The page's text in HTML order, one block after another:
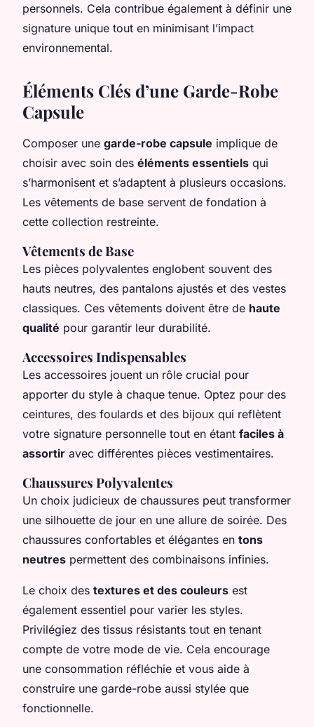
personnels. Cela contribue également à définir une
signature unique tout en minimisant l’impact
environnemental.
Éléments Clés d’une Garde-Robe
Capsule
Composer une garde-robe capsule implique de
choisir avec soin des éléments essentiels qui
s’harmonisent et s’adaptent à plusieurs occasions.
Les vêtements de base servent de fondation à
cette collection restreinte.
Vêtements de Base
Les pièces polyvalentes englobent souvent des
hauts neutres, des pantalons ajustés et des vestes
classiques. Ces vêtements doivent être de haute
qualité pour garantir leur durabilité.
Accessoires Indispensables
Les accessoires jouent un rôle crucial pour
apporter du style à chaque tenue. Optez pour des
ceintures, des foulards et des bijoux qui reflètent
votre signature personnelle tout en étant faciles à
assortir avec différentes pièces vestimentaires.
Chaussures Polyvalentes
Un choix judicieux de chaussures peut transformer
une silhouette de jour en une allure de soirée. Des
chaussures confortables et élégantes en tons
neutres permettent des combinaisons infinies.
Le choix des textures et des couleurs est
également essentiel pour varier les styles.
Privilégiez des tissus résistants tout en tenant
compte de votre mode de vie. Cela encourage
une consommation réfléchie et vous aide à
construire une garde-robe aussi stylée que
fonctionnelle.